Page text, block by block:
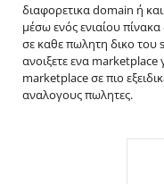
διαφορετικα domain ή
μέσω ενός ενιαίου πίνακα
σε καθε πωλητη δικο του
ανοιξετε ενα
marketplace σε πιο
αναλογους πωλητες.